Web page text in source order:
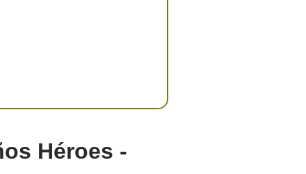
Héroes -